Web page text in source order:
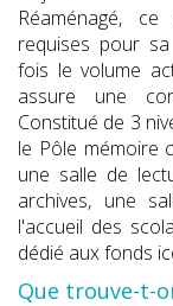
Réaménagé,
requises pour
fois le volume
assure une
Constitué de 3
le Pôle mémoire
une salle de
archives, une
l'accueil des
dédié aux fonds
Que trouve-t-